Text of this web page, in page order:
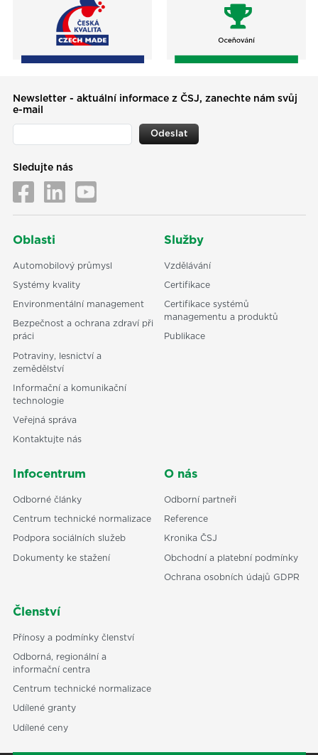
Newsletter - aktuální informace z ČSJ, zanechte nám svůj
e-mail
Odeslat
Sledujte nás
Oblasti
Automobilový průmysl
Systémy kvality
Environmentální management
Bezpečnost a ochrana zdraví při
práci
Potraviny, lesnictví a
zemědělství
Informační a komunikační
technologie
Veřejná správa
Kontaktujte nás
Služby
Vzdělávání
Certifikace
Certifikace systémů
managementu a produktů
Publikace
Infocentrum
Odborné články
Centrum technické normalizace
Podpora sociálních služeb
Dokumenty ke stažení
O nás
Odborní partneři
Reference
Kronika ČSJ
Obchodní a platební podmínky
Ochrana osobních údajů GDPR
Členství
Přínosy a podmínky členství
Odborná, regionální a
informační centra
Centrum technické normalizace
Udílené granty
Udílené ceny